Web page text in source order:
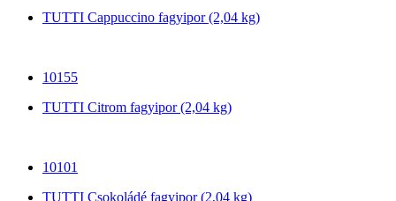
TUTTI Cappuccino fagyipor (2,04 kg)
10155
TUTTI Citrom fagyipor (2,04 kg)
10101
TUTTI Csokoládé fagyipor (2,04 kg)